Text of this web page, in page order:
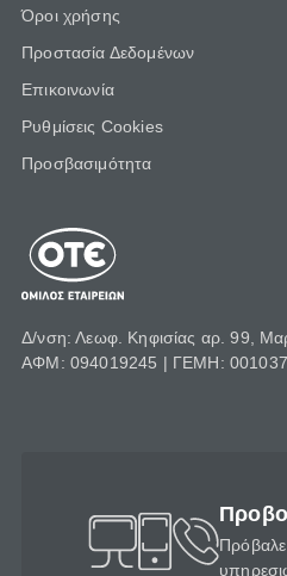
Όροι χρήσης
Προστασία Δεδομένων
Επικοινωνία
Ρυθμίσεις Cookies
Προσβασιμότητα
Δ/νση: Λεωφ. Κηφισίας αρ. 99,
ΑΦΜ: 094019245 | ΓΕΜΗ: